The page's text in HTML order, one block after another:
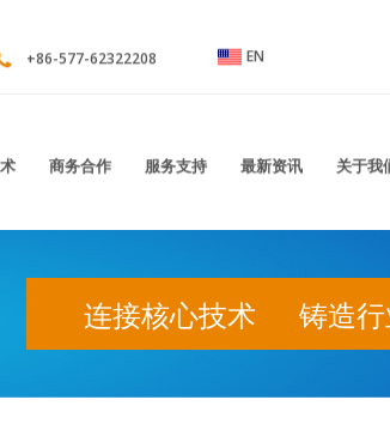
条形连接器,网络插口连接器系列，端子连接器系列，汽
+86-577-62322208 EN
商务合作 服务支持 最新资讯 关于我
连接核心技术 铸造行